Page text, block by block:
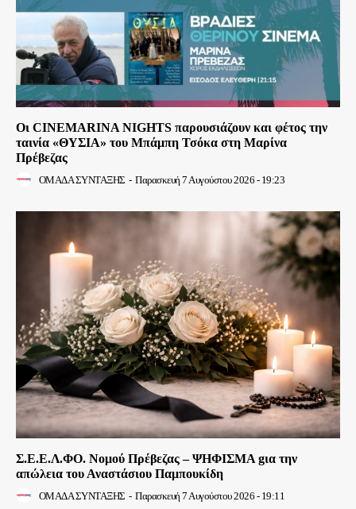
Οι CINEMARINA NIGHTS παρουσιάζουν και φέτος την
ταινία «ΘΥΣΙΑ» του Μπάμπη Τσόκα στη Μαρίνα
Πρέβεζας
ΟΜΑΔΑ ΣΥΝΤΑΞΗΣ - Παρασκευή 7 Αυγούστου 2026 - 19:23
Σ.Ε.Ε.Λ.ΦΟ. Νομού Πρέβεζας – ΨΗΦΙΣΜΑ gια την
απώλεια του Αναστάσιου Παμπουκίδη
ΟΜΑΔΑ ΣΥΝΤΑΞΗΣ - Παρασκευή 7 Αυγούστου 2026 - 19:11